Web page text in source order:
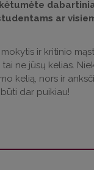
ar
ir kritinio
ne jūsų kelias.
kelią, nors ir
dar puikiau!